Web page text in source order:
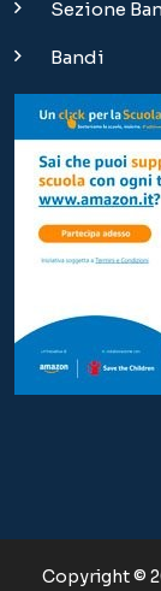
Sezione
Bandi
Copyright ©